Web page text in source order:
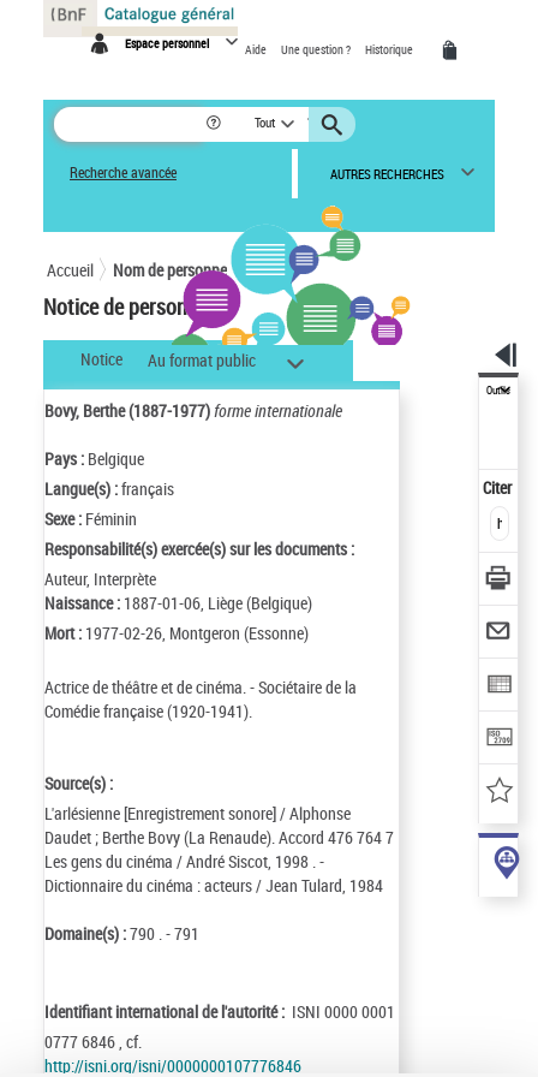
Espace personnel Aide Une question ? Historique
Tout
Recherche avancée AUTRES RECHERCHES
Accueil Nom de personne
Notice de personne
Notice Au format public
Bovy, Berthe (1887-1977)forme internationale
Pays : Belgique
Langue(s) :français
Sexe : Féminin
Responsabilité(s) exercée(s) sur les documents :
Auteur, Interprète
Naissance : 1887-01-06, Liège (Belgique)
Mort : 1977-02-26, Montgeron (Essonne)
Actrice de théâtre et de cinéma. - Sociétaire de la
Comédie française (1920-1941).
Source(s) :
L'arlésienne [Enregistrement sonore] / Alphonse
Daudet ; Berthe Bovy (La Renaude). Accord 476 764 7
Les gens du cinéma / André Siscot, 1998 . -
Dictionnaire du cinéma : acteurs / Jean Tulard, 1984
Domaine(s) :790 . - 791
Identifiant international de l'autorité : ISNI 0000 0001
0777 6846 , cf.
http://isni.org/isni/0000000107776846
Outils
Citer
Panneau de gestion des cookies